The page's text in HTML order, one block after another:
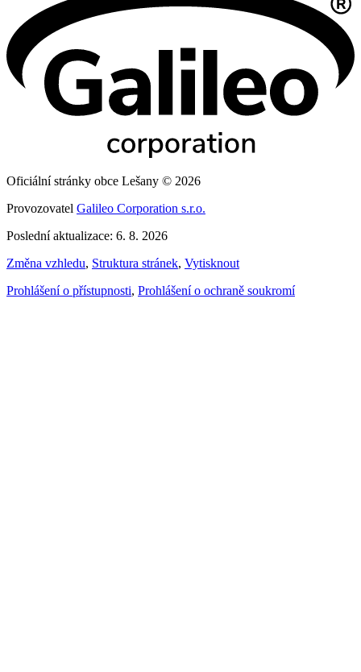
Oficiální stránky obce Lešany © 2026
Provozovatel Galileo Corporation s.r.o.
Poslední aktualizace: 6. 8. 2026
Změna vzhledu, Struktura stránek, Vytisknout
Prohlášení o přístupnosti, Prohlášení o ochraně soukromí